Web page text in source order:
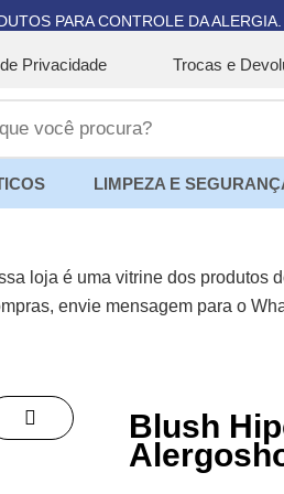
PARA CONTROLE DA
Privacidade Trocas e
LIMPEZA E
loja é uma vitrine dos produtos
envie mensagem para o
Blush